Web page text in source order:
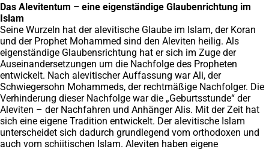
Das Alevitentum – eine eigenständige Glaubenrichtung im
Islam
Seine Wurzeln hat der alevitische Glaube im Islam, der Koran
und der Prophet Mohammed sind den Aleviten heilig. Als
eigenständige Glaubensrichtung hat er sich im Zuge der
Auseinandersetzungen um die Nachfolge des Propheten
entwickelt. Nach alevitischer Auffassung war Ali, der
Schwiegersohn Mohammeds, der rechtmäßige Nachfolger. Die
Verhinderung dieser Nachfolge war die „Geburtsstunde“ der
Aleviten – der Nachfahren und Anhänger Alis. Mit der Zeit hat
sich eine eigene Tradition entwickelt. Der alevitische Islam
unterscheidet sich dadurch grundlegend vom orthodoxen und
auch vom schiitischen Islam. Aleviten haben eigene